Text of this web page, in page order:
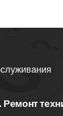
Ремонт